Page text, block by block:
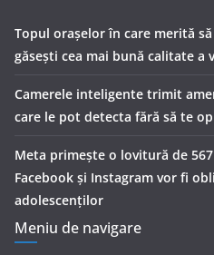
Topul orașelor în care merită
găsești cea mai bună calitate a
Camerele inteligente trimit
care le pot detecta fără să te
Meta primește o lovitură de
Facebook și Instagram vor fi
adolescenților
Meniu de navigare